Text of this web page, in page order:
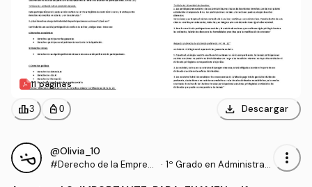
11 páginas
leaderboard3 personal_bag 0 download Descargar
@Olivia_10
#Derecho de la Empres
· 1º Grado en Administraci
more_vert